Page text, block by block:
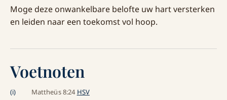
Moge deze onwankelbare belofte uw hart versterken
en leiden naar een toekomst vol hoop.
Voetnoten
(i) Mattheüs 8:24 HSV